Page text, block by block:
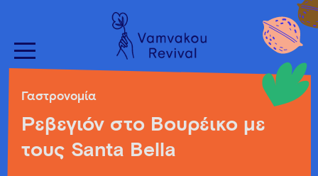
Γαστρονομία
Ρεβεγιόν στο Βουρέικο με
τους Santa Bella